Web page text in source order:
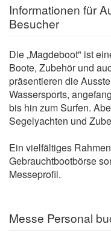
Informationen für
Besucher
Die „Magdeboot" ist
Boote, Zubehör und
präsentieren die
Wassersports,
bis hin zum Surfen.
Segelyachten und
Ein vielfältiges
Gebrauchtbootbörse
Messeprofil.
Messe Personal